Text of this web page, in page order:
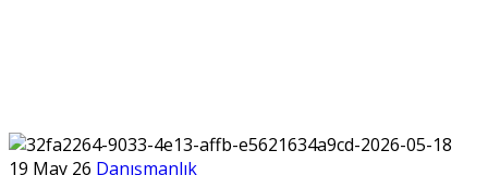
19 May 26 Danışmanlık